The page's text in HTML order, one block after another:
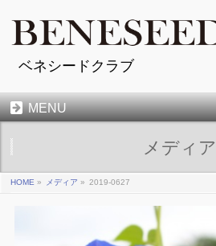
ベネシードクラブ
MENU
メディア
HOME » メディア » 2019-0627